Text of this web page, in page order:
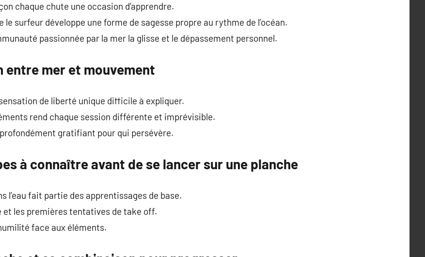
chaque chute une occasion d’apprendre.
surfeur développe une forme de sagesse propre au rythme de l’océan.
passionnée par la mer la glisse et le dépassement personnel.
entre mer et mouvement
de liberté unique difficile à expliquer.
rend chaque session différente et imprévisible.
gratifiant pour qui persévère.
à connaître avant de se lancer sur une planche
l’eau fait partie des apprentissages de base.
et les premières tentatives de take off.
face aux éléments.